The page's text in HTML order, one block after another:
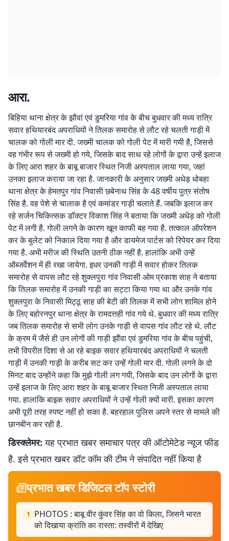
आरा.
बिहिया थाना क्षेत्र के झौवां एवं डुमरिया गांव के बीच बुधवार की मध्य रात्रि
सवार हथियारबंद अपराधियों ने तिलक समारोह से लौट रहे चलती गाड़ी में
चालक को गोली मार दी. जख्मी चालक को गोली पेट में मारी गयी है, जिससे
वह गंभीर रूप से जख्मी हो गये, जिसके बाद साथ रहे लोगों के द्वारा उन्हें इलाज
के लिए आरा शहर के बाबू बाजार स्थित निजी अस्पताल लाया गया, जहां
उनका इलाज कराया जा रहा है. जानकारी के अनुसार जख्मी अधेड़ धोबहा
थाना क्षेत्र के हेमतपुर गांव निवासी छबेनाथ सिंह के 48 वर्षीय पुत्र संतोष
सिंह है. वह पेशे से चालाक है एवं कमांडर गाड़ी चलाते हैं. जबकि इलाज कर
रहे सर्जन चिकित्सक डॉक्टर विकाश सिंह ने बताया कि जख्मी अधेड़ को गोली
पेट में लगी है. गोली लगने के कारण खून काफी बह गया है. तत्काल ऑपरेशन
कर के बुलेट को निकाल दिया गया है और डायमेज पार्टस को रिपेयर कर दिया
गया है. अभी मरीज की स्थिति उतनी ठीक नहीं है. हालांकि अभी उन्हें
ऑब्जर्वेशन में ही रखा जायेगा. इधर उनकी गाड़ी में सवार होकर तिलक
समारोह से वापस लौट रहे शुक्लपुरा गांव निवासी ओम प्रकाश साह ने बताया
कि तिलक समारोह में उनकी गाड़ी का सट्टा किया गया था और उनके गांव
शुक्लपुरा के निवासी मिट्ठू साह की बेटी की तिलक में सभी लोग शामिल होने
के लिए बहोरनपुर थाना क्षेत्र के रामदत्तही गांव गये थे. बुधवार की मध्य रात्रि
जब तिलक समारोह से सभी लोग उनके गाड़ी से वापस गांव लौट रहे थे. लौट
के क्रम में जैसे ही उन लोगों की गाड़ी झौंवा एवं डुमरिया गांव के बीच पहुंची,
तभी विपरीत दिशा से आ रहे बाइक सवार हथियारबंद अपराधियों ने चलती
गाड़ी में उनकी गाड़ी के करीब सट कर उन्हें गोली मार दी. गोली लगने के दो
मिनट बाद उन्होंने कहा कि मुझे गोली लग गयी, जिसके बाद उन लोगों के द्वारा
उन्हें इलाज के लिए आरा शहर के बाबू बाजार स्थित निजी अस्पताल लाया
गया. हालांकि बाइक सवार अपराधियों ने उन्हें गोली क्यों मारी. इसका कारण
अभी पूरी तरह स्पष्ट नहीं हो सका है. बहरहाल पुलिस अपने स्तर से मामले की
छानबीन कर रही है.
डिस्क्लेमर: यह प्रभात खबर समाचार पत्र की ऑटोमेटेड न्यूज फीड
है. इसे प्रभात खबर डॉट कॉम की टीम ने संपादित नहीं किया है
प्रभात खबर डिजिटल टॉप स्टोरी
1
PHOTOS : बाबू वीर कुंवर सिंह का वो किला, जिसने भारत
को दिखाया क्रांति का रास्ता: तस्वीरों में देखिए